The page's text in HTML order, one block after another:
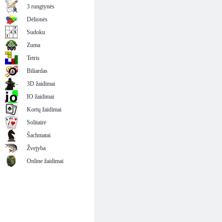
3 rungtynės
Dėlionės
Sudoku
Zuma
Tetris
Biliardas
3D žaidimai
IO žaidimai
Kortų žaidimai
Solitaire
Šachmatai
Žvejyba
Online žaidimai